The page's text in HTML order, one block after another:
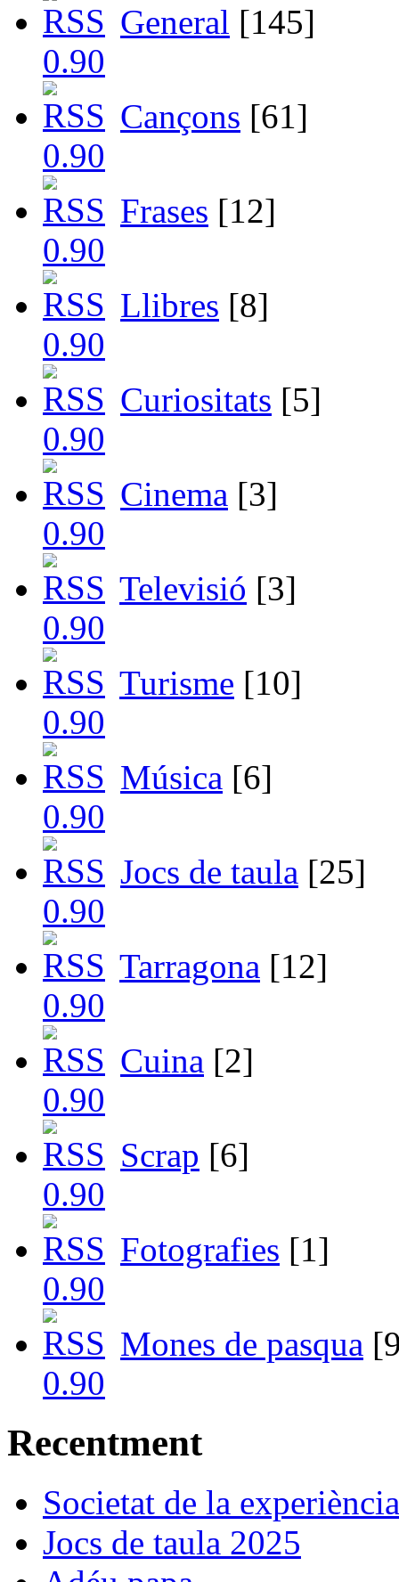
General [145]
Cançons [61]
Frases [12]
Llibres [8]
Curiositats [5]
Cinema [3]
Televisió [3]
Turisme [10]
Música [6]
Jocs de taula [25]
Tarragona [12]
Cuina [2]
Scrap [6]
Fotografies [1]
Mones de pasqua
Recentment
Societat de la experiència
Jocs de taula 2025